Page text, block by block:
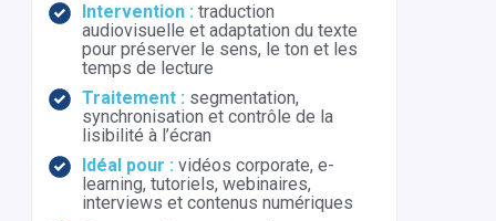
Intervention : traduction
audiovisuelle et adaptation du texte
pour préserver le sens, le ton et les
temps de lecture
Traitement : segmentation,
synchronisation et contrôle de la
lisibilité à l’écran
Idéal pour : vidéos corporate, e-
learning, tutoriels, webinaires,
interviews et contenus numériques